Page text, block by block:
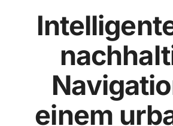
einem